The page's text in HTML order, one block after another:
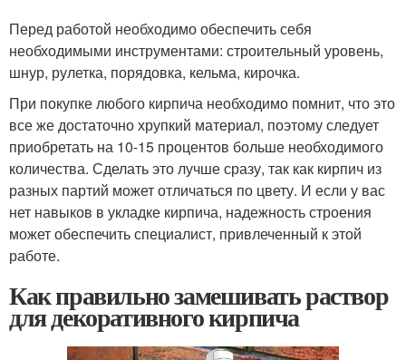
Перед работой необходимо обеспечить себя
необходимыми инструментами: строительный уровень,
шнур, рулетка, порядовка, кельма, кирочка.
При покупке любого кирпича необходимо помнит, что это
все же достаточно хрупкий материал, поэтому следует
приобретать на 10-15 процентов больше необходимого
количества. Сделать это лучше сразу, так как кирпич из
разных партий может отличаться по цвету. И если у вас
нет навыков в укладке кирпича, надежность строения
может обеспечить специалист, привлеченный к этой
работе.
Как правильно замешивать раствор
для декоративного кирпича